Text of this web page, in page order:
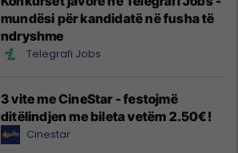
mundësi për kandidatë në fusha të
ndryshme
Telegrafi Jobs
3 vite me CineStar - festojmë
ditëlindjen me bileta vetëm 2.50€!
Cinestar